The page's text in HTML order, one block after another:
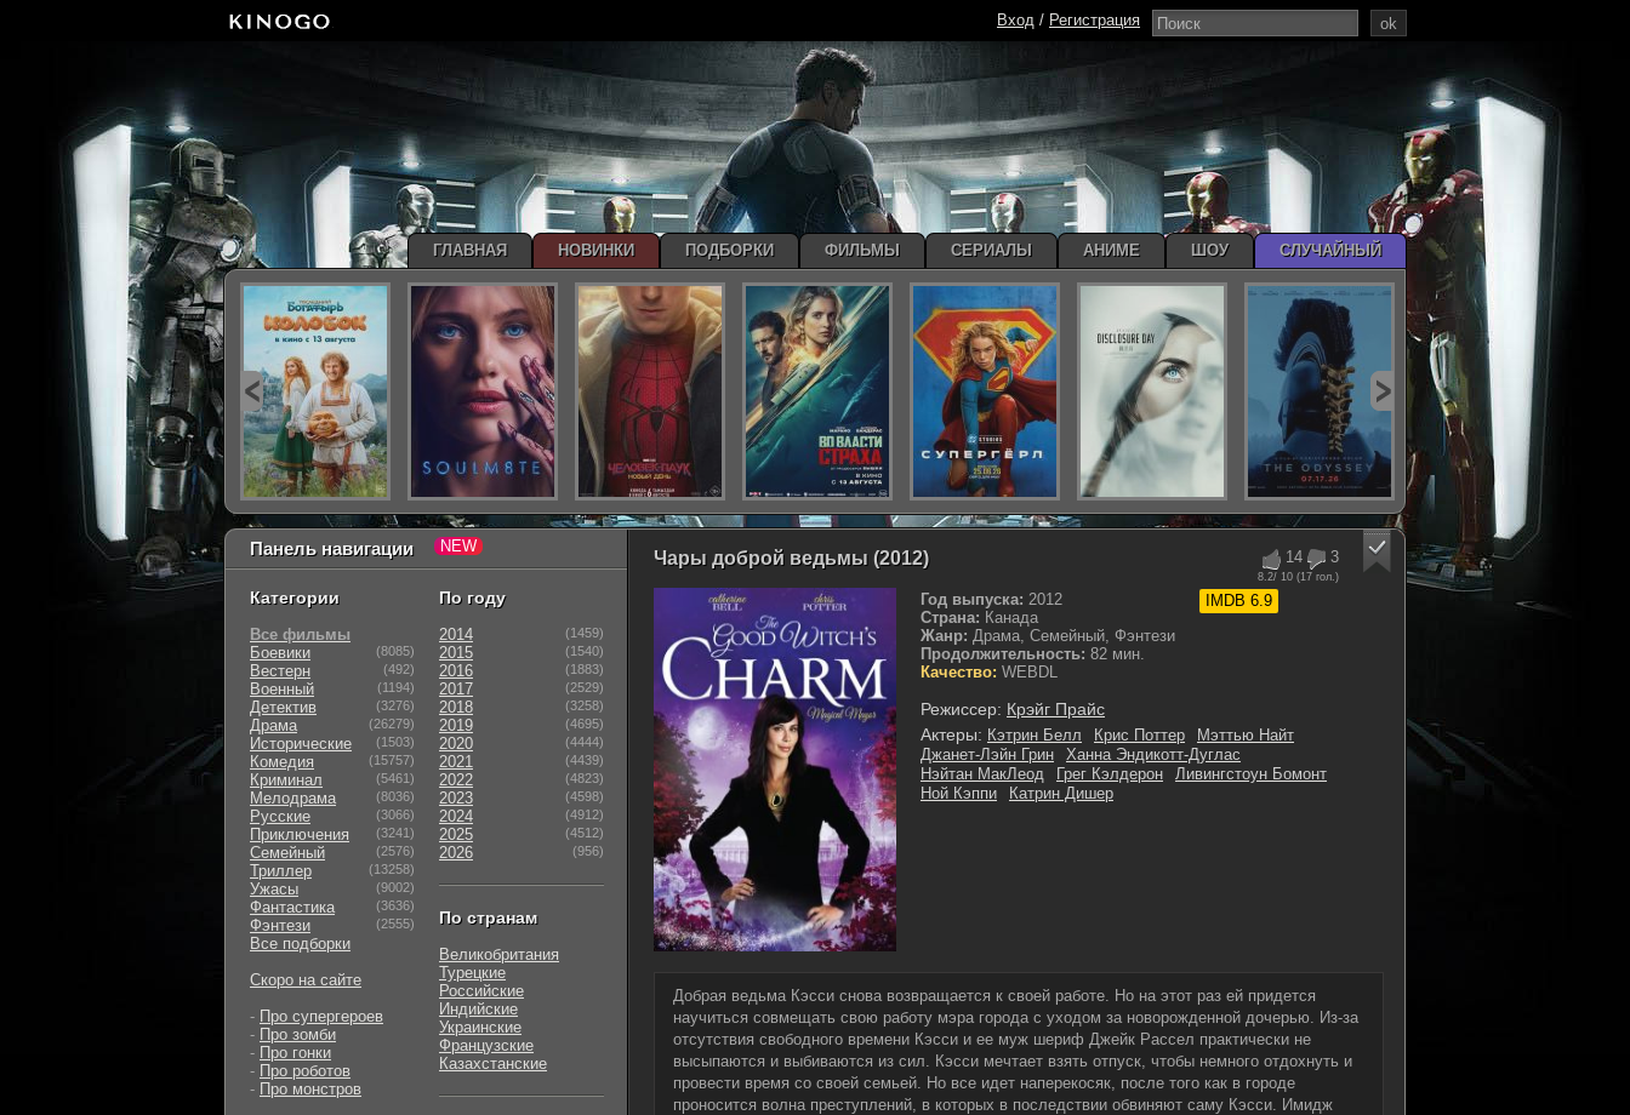
14 3
8.2/ 10 (17 гол.)
IMDB 6.9
Чары доброй ведьмы (2012)
Год выпуска: 2012
Страна: Канада
Жанр: Драма, Семейный, Фэнтези
Продолжительность: 82 мин.
Качество: WEBDL
Режиссер: Крэйг Прайс
Актеры: Кэтрин Белл Крис Поттер
Мэттью Найт
Джанет-Лэйн Грин
Ханна Эндикотт-Дуглас
Нэйтан МакЛеод
Грег Кэлдерон
Ливингстоун Бомонт
Ной Кэппи
Катрин Дишер
Добрая ведьма Кэсси снова возвращается к своей работе. Но на этот раз ей придется
научиться совмещать свою работу мэра города с уходом за новорожденной дочерью. Из-за
отсутствия свободного времени Кэсси и ее муж шериф Джейк Рассел практически не
высыпаются и выбиваются из сил. Кэсси мечтает взять отпуск, чтобы немного отдохнуть и
провести время со своей семьей. Но все идет наперекосяк, после того как в городе
проносится волна преступлений, в которых в последствии обвиняют саму Кэсси. Имидж
Панель навигации
Категории
Все фильмы
Боевики
(8085)
Вестерн (492)
Военный (1194)
Детектив (3276)
Драма (26279)
Исторические (1503)
Комедия (15757)
Криминал (5461)
Мелодрама (8036)
Русские (3066)
Приключения (3241)
Семейный (2576)
Триллер (13258)
Ужасы (9002)
Фантастика (3636)
Фэнтези (2555)
Все подборки
Скоро на сайте
- Про супергероев
- Про зомби
- Про гонки
- Про роботов
- Про монстров
По году
2014 (1459)
2015 (1540)
2016 (1883)
2017 (2529)
2018 (3258)
2019 (4695)
2020 (4444)
2021 (4439)
2022 (4823)
2023 (4598)
2024 (4912)
2025 (4512)
2026 (956)
По странам
Великобритания
Турецкие
Российские
Индийские
Украинские
Французские
Казахстанские
ok
Вход / Регистрация
ГЛАВНАЯ НОВИНКИ ПОДБОРКИ ФИЛЬМЫ СЕРИАЛЫ АНИМЕ ШОУ СЛУЧАЙНЫЙ